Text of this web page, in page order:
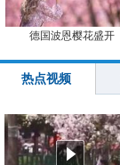
德国波恩樱花盛开
热点视频